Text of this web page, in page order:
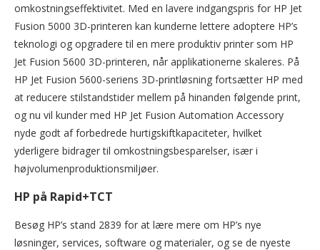
omkostningseffektivitet. Med en lavere indgangspris for HP Jet
Fusion 5000 3D-printeren kan kunderne lettere adoptere HP’s
teknologi og opgradere til en mere produktiv printer som HP
Jet Fusion 5600 3D-printeren, når applikationerne skaleres. På
HP Jet Fusion 5600-seriens 3D-printløsning fortsætter HP med
at reducere stilstandstider mellem på hinanden følgende print,
og nu vil kunder med HP Jet Fusion Automation Accessory
nyde godt af forbedrede hurtigskiftkapaciteter, hvilket
yderligere bidrager til omkostningsbesparelser, især i
højvolumenproduktionsmiljøer.
HP på Rapid+TCT
Besøg HP’s stand 2839 for at lære mere om HP’s nye
løsninger, services, software og materialer, og se de nyeste